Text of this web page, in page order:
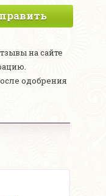
на сайте
одобрения